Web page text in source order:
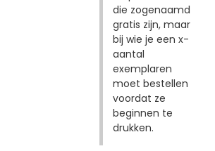
die zogenaamd
gratis zijn, maar
bij wie je een x-
aantal
exemplaren
moet bestellen
voordat ze
beginnen te
drukken.